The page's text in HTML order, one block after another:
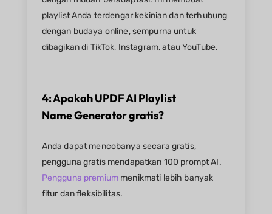
playlist Anda terdengar kekinian dan terhubung
dengan budaya online, sempurna untuk
dibagikan di TikTok, Instagram, atau YouTube.
4: Apakah UPDF AI Playlist
Name Generator gratis?
Anda dapat mencobanya secara gratis,
pengguna gratis mendapatkan 100 prompt AI.
Pengguna premium menikmati lebih banyak
fitur dan fleksibilitas.